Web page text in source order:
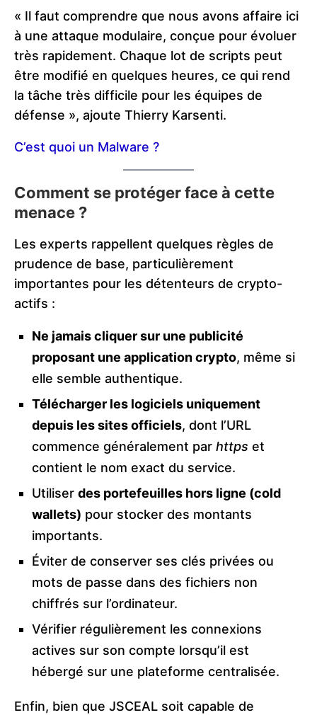
« Il faut comprendre que nous avons affaire ici
à une attaque modulaire, conçue pour évoluer
très rapidement. Chaque lot de scripts peut
être modifié en quelques heures, ce qui rend
la tâche très difficile pour les équipes de
défense », ajoute Thierry Karsenti.
C’est quoi un Malware ?
Comment se protéger face à cette
menace ?
Les experts rappellent quelques règles de
prudence de base, particulièrement
importantes pour les détenteurs de crypto-
actifs :
Ne jamais cliquer sur une publicité
proposant une application crypto, même si
elle semble authentique.
Télécharger les logiciels uniquement
depuis les sites officiels, dont l’URL
commence généralement par https et
contient le nom exact du service.
Utiliser des portefeuilles hors ligne (cold
wallets) pour stocker des montants
importants.
Éviter de conserver ses clés privées ou
mots de passe dans des fichiers non
chiffrés sur l’ordinateur.
Vérifier régulièrement les connexions
actives sur son compte lorsqu’il est
hébergé sur une plateforme centralisée.
Enfin, bien que JSCEAL soit capable de